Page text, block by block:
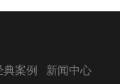
典案例 新闻中心